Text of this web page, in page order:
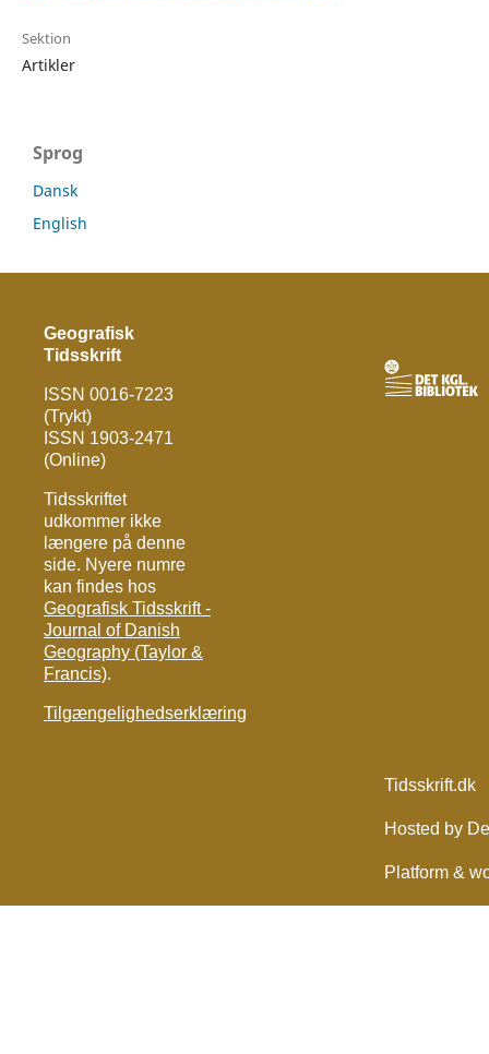
Sektion
Artikler
Sprog
Dansk
English
Geografisk
Tidsskrift
ISSN 0016-7223
(Trykt)
ISSN 1903-2471
(Online)
Tidsskriftet
udkommer ikke
længere på denne
side. Nyere numre
kan findes hos
Geografisk Tidsskrift -
Journal of Danish
Geography (Taylor &
Francis).
Tilgængelighedserklæring